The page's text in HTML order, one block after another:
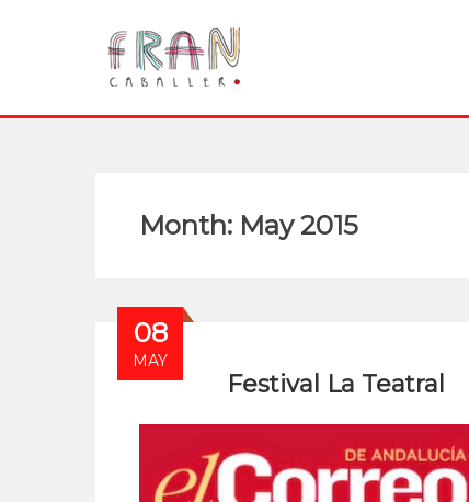
Month: May 2015
08
MAY
Festival La Teatral